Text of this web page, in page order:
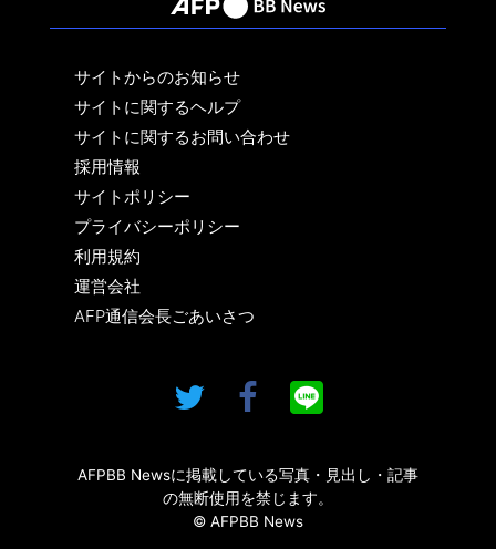
サイトからのお知らせ
サイトに関するヘルプ
サイトに関するお問い合わせ
採用情報
サイトポリシー
プライバシーポリシー
利用規約
運営会社
AFP通信会長ごあいさつ
AFPBB Newsに掲載している写真・見出し・記事
の無断使用を禁じます。
© AFPBB News